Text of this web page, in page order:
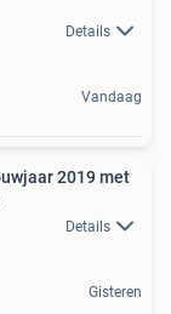
Details
Vandaag
Details
Gisteren